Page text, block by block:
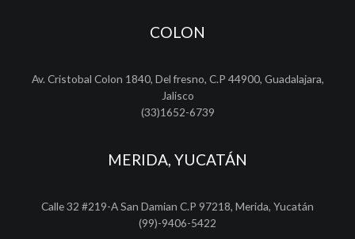
COLON
Av. Cristobal Colon 1840, Del fresno, C.P 44900, Guadalajara,
Jalisco
(33)1652-6739
MERIDA, YUCATÁN
Calle 32 #219-A San Damian C.P 97218, Merida, Yucatán
(99)-9406-5422